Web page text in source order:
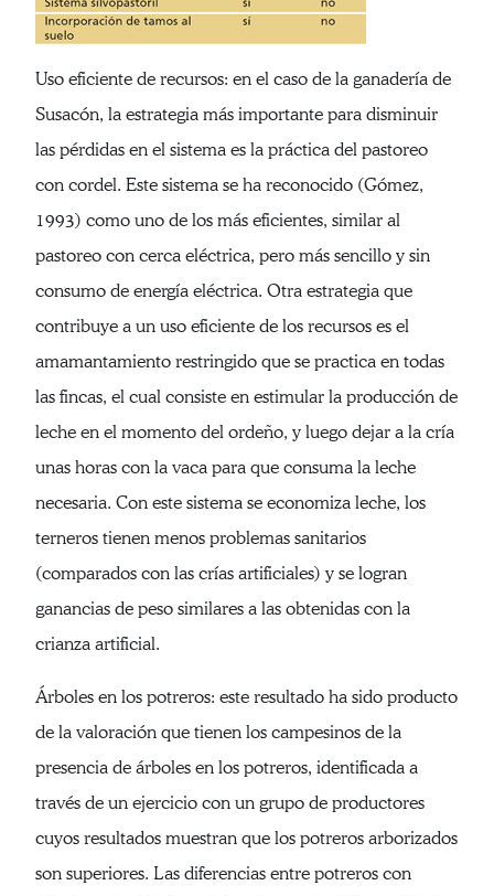
Uso eficiente de recursos: en el caso de la ganadería de
Susacón, la estrategia más importante para disminuir
las pérdidas en el sistema es la práctica del pastoreo
con cordel. Este sistema se ha reconocido (Gómez,
1993) como uno de los más eficientes, similar al
pastoreo con cerca eléctrica, pero más sencillo y sin
consumo de energía eléctrica. Otra estrategia que
contribuye a un uso eficiente de los recursos es el
amamantamiento restringido que se practica en todas
las fincas, el cual consiste en estimular la producción de
leche en el momento del ordeño, y luego dejar a la cría
unas horas con la vaca para que consuma la leche
necesaria. Con este sistema se economiza leche, los
terneros tienen menos problemas sanitarios
(comparados con las crías artificiales) y se logran
ganancias de peso similares a las obtenidas con la
crianza artificial.
Árboles en los potreros: este resultado ha sido producto
de la valoración que tienen los campesinos de la
presencia de árboles en los potreros, identificada a
través de un ejercicio con un grupo de productores
cuyos resultados muestran que los potreros arborizados
son superiores. Las diferencias entre potreros con